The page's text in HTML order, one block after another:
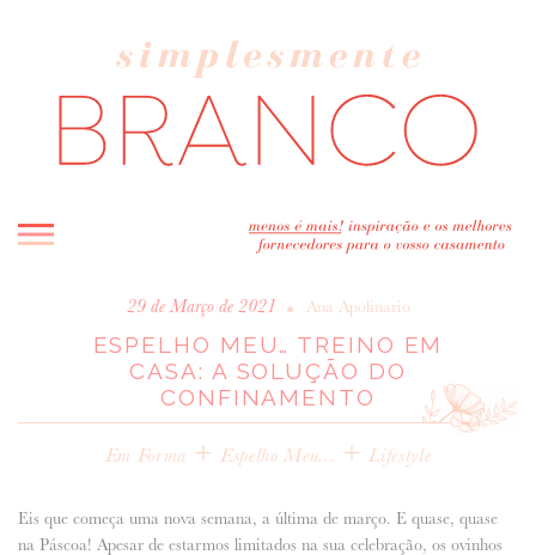
INICIO
BLOG
MELHOR INSPIRAÇÃO
REAL WEDDINGS & EDITORIAIS
FORNECEDORES RECOMENDADOS
29 de Março de 2021 • Ana Apolinario
ESPELHO MEU… TREINO EM
CASA: A SOLUÇÃO DO
CONFINAMENTO
Em Forma + Espelho Meu... +Lifestyle
Eis que começa uma nova semana, a última de março. E quase, quase
na Páscoa! Apesar de estarmos limitados na sua celebração, os ovinhos